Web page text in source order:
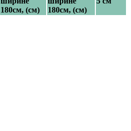
180см, (см)
180см, (см)